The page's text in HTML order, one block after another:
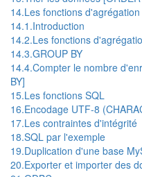
14.Les fonctions d'agrégation
14.1.Introduction
14.2.Les fonctions
14.3.GROUP BY
14.4.Compter le nombre
BY]
15.Les fonctions SQL
16.Encodage UTF-8
17.Les contraintes d'intégrité
18.SQL par l'exemple
19.Duplication d'une base
20.Exporter et importer des